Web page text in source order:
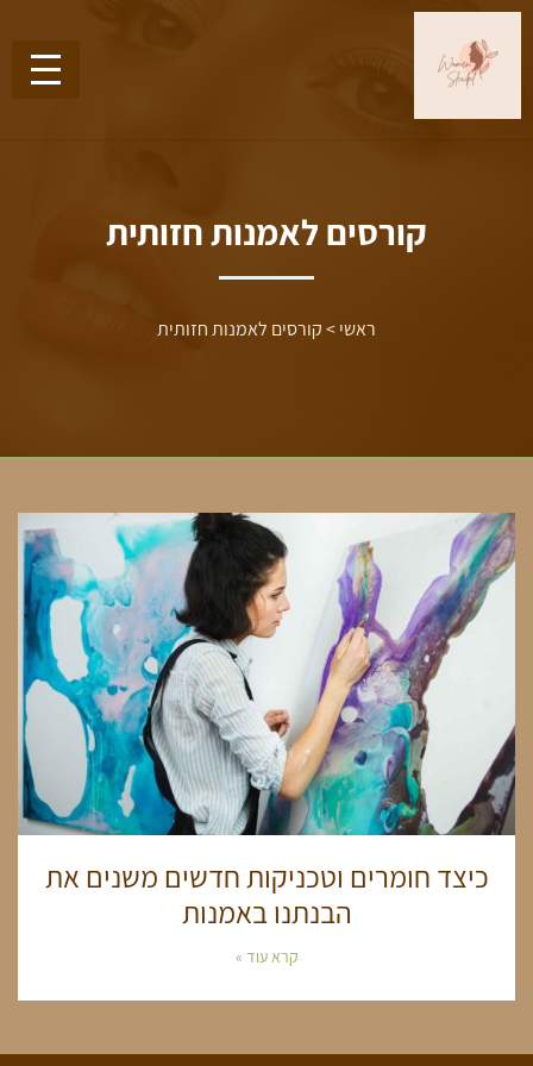
קורסים לאמנות חזותית
ראשי>קורסים לאמנות חזותית
כיצד חומרים וטכניקות חדשים משנים את
הבנתנו באמנות
קרא עוד »